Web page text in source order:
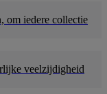
om iedere collectie
veelzijdigheid